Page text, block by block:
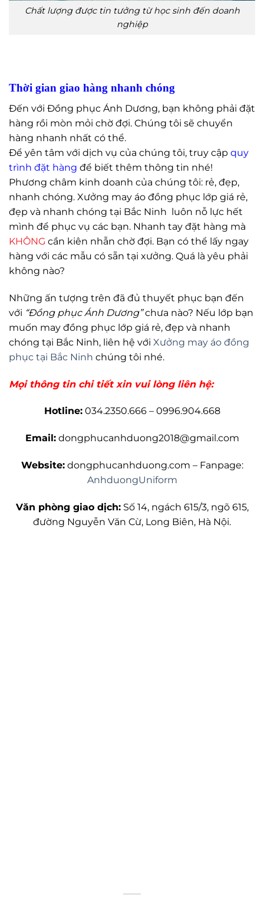
Chất lượng được tin tưởng từ học sinh đến doanh
nghiệp
Thời gian giao hàng nhanh chóng
Đến với Đồng phục Ánh Dương, bạn không phải đặt
hàng rồi mòn mỏi chờ đợi. Chúng tôi sẽ chuyển
hàng nhanh nhất có thể.
Để yên tâm với dịch vụ của chúng tôi, truy cập quy
trình đặt hàng để biết thêm thông tin nhé!
Phương châm kinh doanh của chúng tôi: rẻ, đẹp,
nhanh chóng. Xưởng may áo đồng phục lớp giá rẻ,
đẹp và nhanh chóng tại Bắc Ninh luôn nỗ lực hết
mình để phục vụ các bạn. Nhanh tay đặt hàng mà
KHÔNG cần kiên nhẫn chờ đợi. Bạn có thể lấy ngay
hàng với các mẫu có sẵn tại xưởng. Quá là yêu phải
không nào?
Những ấn tượng trên đã đủ thuyết phục bạn đến
với “Đồng phục Ánh Dương”chưa nào? Nếu lớp bạn
muốn may đồng phục lớp giá rẻ, đẹp và nhanh
chóng tại Bắc Ninh, liên hệ với Xưởng may áo đồng
phục tại Bắc Ninh chúng tôi nhé.
Mọi thông tin chi tiết xin vui lòng liên hệ:
Hotline:034.2350.666 – 0996.904.668
Email:dongphucanhduong2018@gmail.com
Website:dongphucanhduong.com – Fanpage:
AnhduongUniform
Văn phòng giao dịch:Số 14, ngách 615/3, ngõ 615,
đường Nguyễn Văn Cừ, Long Biên, Hà Nội.